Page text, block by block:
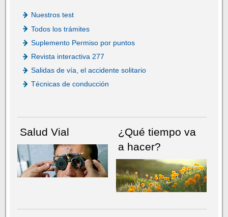
Nuestros test
Todos los trámites
Suplemento Permiso por puntos
Revista interactiva 277
Salidas de vía, el accidente solitario
Técnicas de conducción
Salud Vial
¿Qué tiempo va
a hacer?